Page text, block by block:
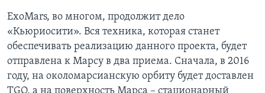
ExoMars, во многом, продолжит дело
«Кьюриосити». Вся техника, которая станет
обеспечивать реализацию данного проекта, будет
отправлена к Марсу в два приема. Сначала, в 2016
году, на околомарсианскую орбиту будет доставлен